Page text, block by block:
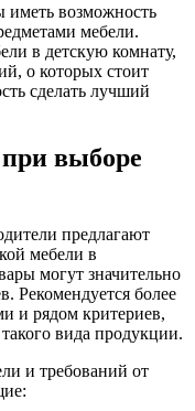
иметь возможность
мебели.
в детскую комнату,
о которых стоит
сделать лучший
выборе
предлагают
мебели в
могут значительно
Рекомендуется более
и рядом критериев,
вида продукции.
и требований от